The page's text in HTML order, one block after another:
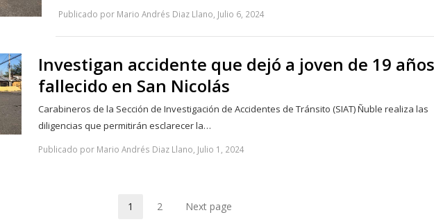
Publicado por Mario Andrés Diaz Llano, Julio 6, 2024
Investigan accidente que dejó a joven de 19 años
fallecido en San Nicolás
Carabineros de la Sección de Investigación de Accidentes de Tránsito (SIAT) Ñuble realiza las
diligencias que permitirán esclarecer la…
Publicado por Mario Andrés Diaz Llano, Julio 1, 2024
Page
1 Page
2 Next page